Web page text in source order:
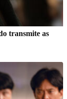
transmite as